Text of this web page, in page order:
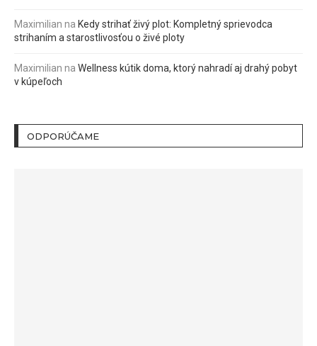
Maximilian na Kedy strihať živý plot: Kompletný sprievodca
strihaním a starostlivosťou o živé ploty
Maximilian na Wellness kútik doma, ktorý nahradí aj drahý pobyt
v kúpeľoch
ODPORÚČAME